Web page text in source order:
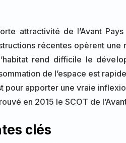
attractivité de l’Avant
récentes opèrent une
rend difficile le
de l’espace est
pour apporter une vraie
en 2015 le SCOT de
clés